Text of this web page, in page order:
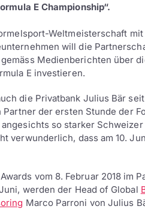
E Championship“.
Weltmeisterschaft
will die
Medienberichten über
E investieren.
die Privatbank Julius Bär
der ersten Stunde der
so starker
verwunderlich, dass am 10.
vom 8. Februar 2018 im
werden der Head of Global
Marco Parroni von Julius